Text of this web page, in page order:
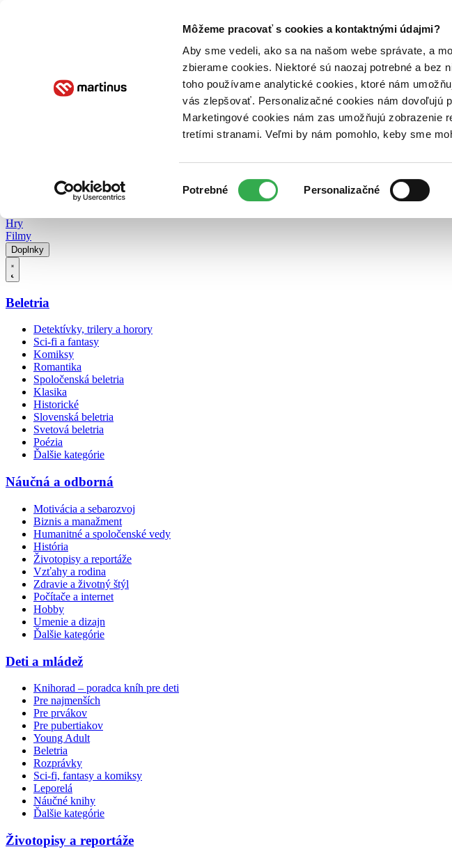
Môžeme pracovať s cookies a kontaktnými údajmi?
Aby sme vedeli, ako sa na našom webe správate, a
zbierame cookies. Niektoré sú naozaj potrebné a bez
toho používame analytické cookies, ktoré nám
vás zlepšovať. Personalizačné cookies nám dovoľujú
Marketingové cookies nám zas umožňujú zobrazenie
tretími stranami. Veľmi by nám pomohlo, keby sme
súhlasu
Potrebné Personalizačné
Poukážky Kontakt
Hry
Filmy
Doplnky
Beletria
Detektívky, trilery a horory
Sci-fi a fantasy
Komiksy
Romantika
Spoločenská beletria
Klasika
Historické
Slovenská beletria
Svetová beletria
Poézia
Ďalšie kategórie
Náučná a odborná
Motivácia a sebarozvoj
Biznis a manažment
Humanitné a spoločenské vedy
História
Životopisy a reportáže
Vzťahy a rodina
Zdravie a životný štýl
Počítače a internet
Hobby
Umenie a dizajn
Ďalšie kategórie
Deti a mládež
Knihorad – poradca kníh pre deti
Pre najmenších
Pre prvákov
Pre pubertiakov
Young Adult
Beletria
Rozprávky
Sci-fi, fantasy a komiksy
Leporelá
Náučné knihy
Ďalšie kategórie
Životopisy a reportáže